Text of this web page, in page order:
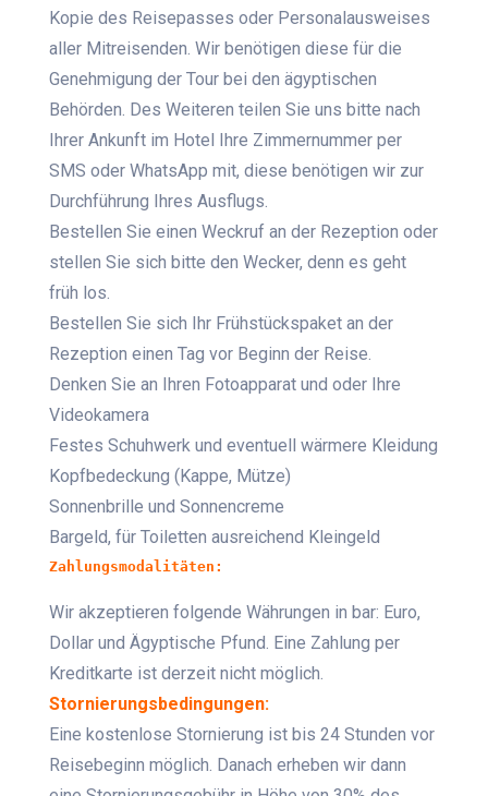
Kopie des Reisepasses oder Personalausweises
aller Mitreisenden. Wir benötigen diese für die
Genehmigung der Tour bei den ägyptischen
Behörden. Des Weiteren teilen Sie uns bitte nach
Ihrer Ankunft im Hotel Ihre Zimmernummer per
SMS oder WhatsApp mit, diese benötigen wir zur
Durchführung Ihres Ausflugs.
Bestellen Sie einen Weckruf an der Rezeption oder
stellen Sie sich bitte den Wecker, denn es geht
früh los.
Bestellen Sie sich Ihr Frühstückspaket an der
Rezeption einen Tag vor Beginn der Reise.
Denken Sie an Ihren Fotoapparat und oder Ihre
Videokamera
Festes Schuhwerk und eventuell wärmere Kleidung
Kopfbedeckung (Kappe, Mütze)
Sonnenbrille und Sonnencreme
Bargeld, für Toiletten ausreichend Kleingeld
Zahlungsmodalitäten:
Wir akzeptieren folgende Währungen in bar: Euro,
Dollar und Ägyptische Pfund. Eine Zahlung per
Kreditkarte ist derzeit nicht möglich.
Stornierungsbedingungen:
Eine kostenlose Stornierung ist bis 24 Stunden vor
Reisebeginn möglich. Danach erheben wir dann